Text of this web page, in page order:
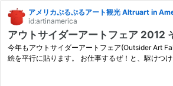
アメリカぷるぷるアート観光 Altruart in
id:artinamerica
アウトサイダーアートフェア 2012
今年もアウトサイダーアートフェア(Outsider Art
絵を平行に貼ります。 お仕事するぜ！と、駆けつ